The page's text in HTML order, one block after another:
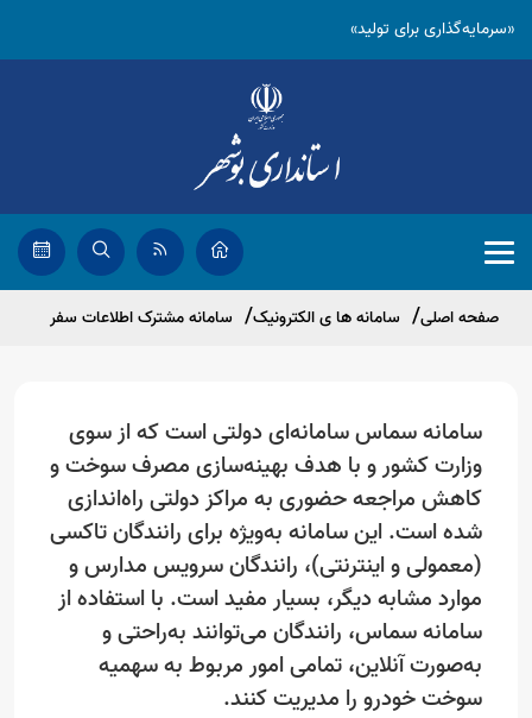
«سرمایه‌گذاری برای تولید»
صفحه اصلی سامانه ها ی الکترونیک سامانه مشترک اطلاعات سفر
سامانه سماس سامانه‌ای دولتی است که از سوی
وزارت کشور و با هدف بهینه‌سازی مصرف سوخت و
کاهش مراجعه حضوری به مراکز دولتی راه‌اندازی
شده است. این سامانه به‌ویژه برای رانندگان تاکسی
(معمولی و اینترنتی)، رانندگان سرویس مدارس و
موارد مشابه دیگر، بسیار مفید است. با استفاده از
سامانه سماس، رانندگان می‌توانند به‌راحتی و
به‌صورت آنلاین، تمامی امور مربوط به سهمیه
سوخت خودرو را مدیریت کنند.